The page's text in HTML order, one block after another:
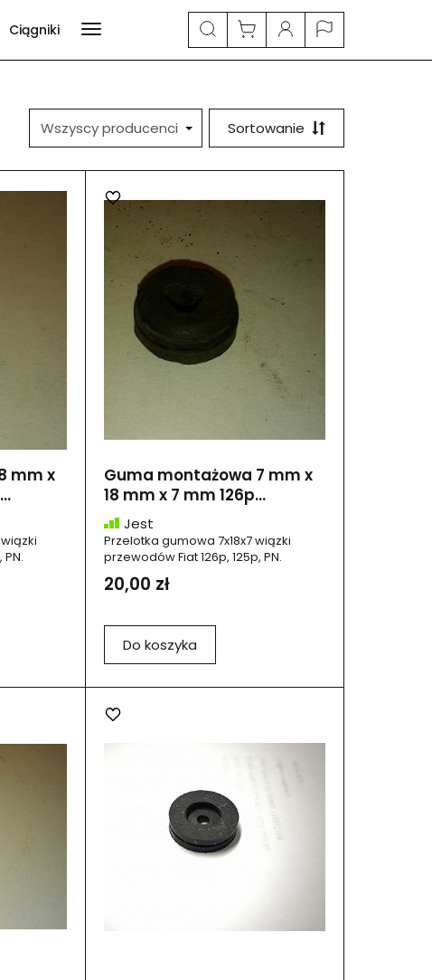
Ciągniki
Sortowanie
mm x
Guma montażowa 7 mm x
18 mm x 7 mm 126p...
Jest
Przelotka gumowa 7x18x7 wiązki
przewodów Fiat 126p, 125p, PN.
20,00 zł
Do koszyka